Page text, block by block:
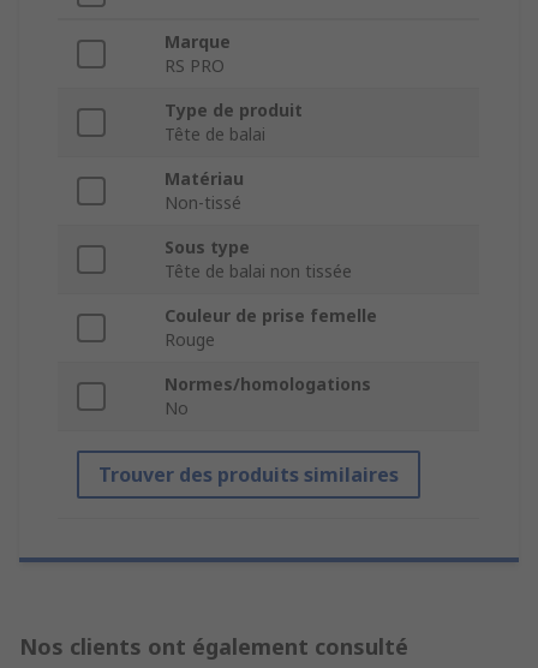
Marque
RS PRO
Type de produit
Tête de balai
Matériau
Non-tissé
Sous type
Tête de balai non tissée
Couleur de prise femelle
Rouge
Normes/homologations
No
Trouver des produits similaires
Nos clients ont également consulté